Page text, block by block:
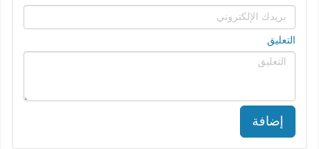
التعليق
إضافة